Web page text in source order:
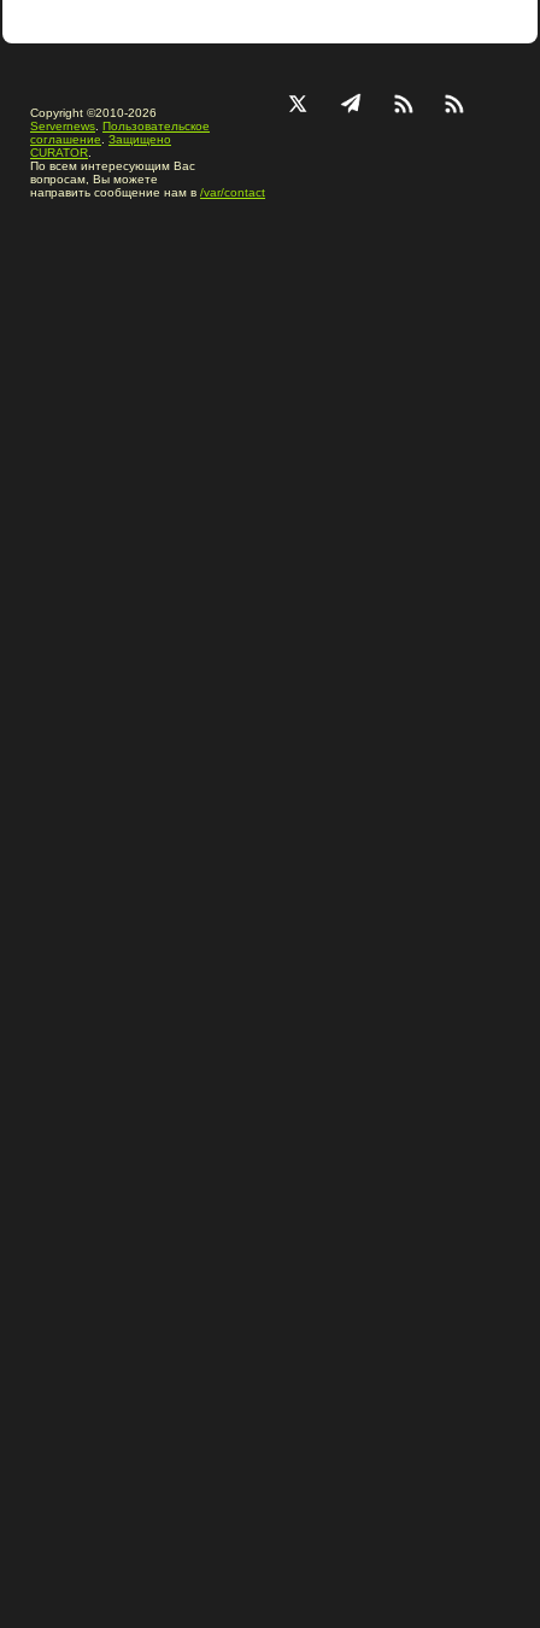
Copyright ©2010-2026
Servernews Пользовательское
соглашение
Защищено
CURATOR
По всем интересующим Вас
вопросам, Вы можете
направить сообщение нам в /var/contact